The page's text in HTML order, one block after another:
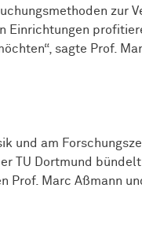
zur
Einrichtungen
sagte Prof.
und am
TU Dortmund bündelt,
Prof. Marc Aßmann